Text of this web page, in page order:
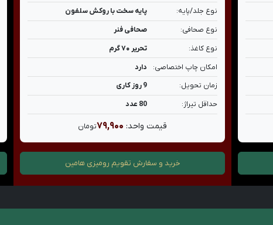
نوع جلد/پایه:
پایه سخت با روکش سلفون
نوع صحافی:
صحافی فنر
نوع کاغذ:
تحریر ۷۰ گرم
امکان چاپ اختصاصی:
دارد
زمان تحویل:
9 روز کاری
حداقل تیراژ:
80 عدد
قیمت واحد: ۷۹,۹۰۰تومان
خرید و سفارش تقویم رومیزی هامین